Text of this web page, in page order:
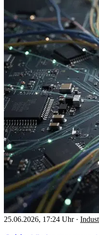
25.06.2026, 17:24 Uhr ·